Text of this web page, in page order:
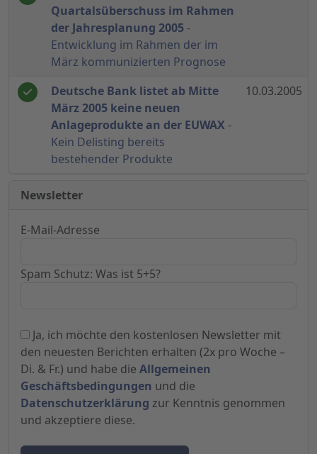
Quartalsüberschuss im Rahmen
der Jahresplanung 2005 -
Entwicklung im Rahmen der im
März kommunizierten Prognose
Deutsche Bank listet ab Mitte
März 2005 keine neuen
Anlageprodukte an der EUWAX-
Kein Delisting bereits
bestehender Produkte
10.03.2005
Newsletter
E-Mail-Adresse
Spam Schutz: Was ist 5+5?
Ja, ich möchte den kostenlosen Newsletter mit
den neuesten Berichten erhalten (2x pro Woche –
Di. & Fr.) und habe die Allgemeinen
Geschäftsbedingungen und die
Datenschutzerklärung zur Kenntnis genommen
und akzeptiere diese.